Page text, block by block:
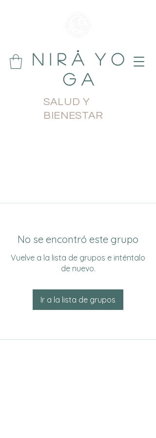
N i r å Y o
g a
SALUD Y
BIENESTAR
No se encontró este grupo
Vuelve a la lista de grupos e inténtalo
de nuevo.
Ir a la lista de grupos